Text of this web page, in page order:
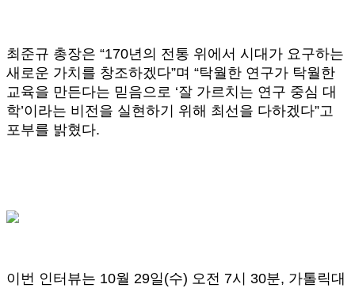
최준규 총장은 “170년의 전통 위에서 시대가 요구하는
새로운 가치를 창조하겠다”며 “탁월한 연구가 탁월한
교육을 만든다는 믿음으로 ‘잘 가르치는 연구 중심 대
학’이라는 비전을 실현하기 위해 최선을 다하겠다”고
포부를 밝혔다.
이번 인터뷰는 10월 29일(수) 오전 7시 30분, 가톨릭대